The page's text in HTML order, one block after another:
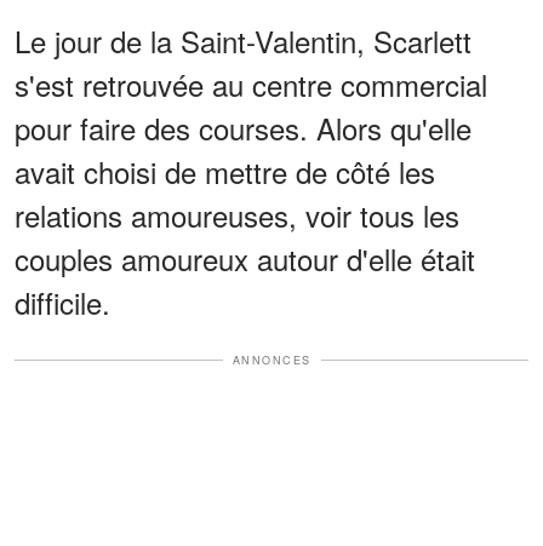
Le jour de la Saint-Valentin, Scarlett
s'est retrouvée au centre commercial
pour faire des courses. Alors qu'elle
avait choisi de mettre de côté les
relations amoureuses, voir tous les
couples amoureux autour d'elle était
difficile.
ANNONCES